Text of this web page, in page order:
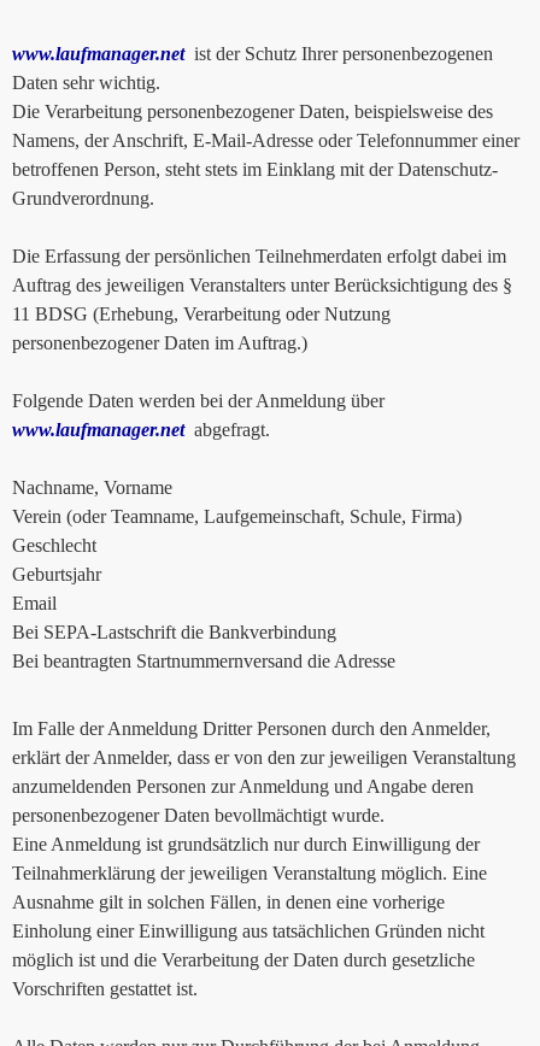
www.laufmanager.netist der Schutz Ihrer personenbezogenen
Daten sehr wichtig.
Die Verarbeitung personenbezogener Daten, beispielsweise des
Namens, der Anschrift, E-Mail-Adresse oder Telefonnummer einer
betroffenen Person, steht stets im Einklang mit der Datenschutz-
Grundverordnung.
Die Erfassung der persönlichen Teilnehmerdaten erfolgt dabei im
Auftrag des jeweiligen Veranstalters unter Berücksichtigung des §
11 BDSG (Erhebung, Verarbeitung oder Nutzung
personenbezogener Daten im Auftrag.)
Folgende Daten werden bei der Anmeldung über
www.laufmanager.netabgefragt.
Nachname, Vorname
Verein (oder Teamname, Laufgemeinschaft, Schule, Firma)
Geschlecht
Geburtsjahr
Email
Bei SEPA-Lastschrift die Bankverbindung
Bei beantragten Startnummernversand die Adresse
Im Falle der Anmeldung Dritter Personen durch den Anmelder,
erklärt der Anmelder, dass er von den zur jeweiligen Veranstaltung
anzumeldenden Personen zur Anmeldung und Angabe deren
personenbezogener Daten bevollmächtigt wurde.
Eine Anmeldung ist grundsätzlich nur durch Einwilligung der
Teilnahmerklärung der jeweiligen Veranstaltung möglich. Eine
Ausnahme gilt in solchen Fällen, in denen eine vorherige
Einholung einer Einwilligung aus tatsächlichen Gründen nicht
möglich ist und die Verarbeitung der Daten durch gesetzliche
Vorschriften gestattet ist.